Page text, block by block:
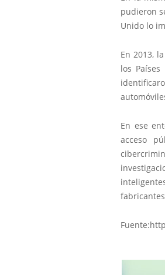
pudieron
Unido lo
En 2013,
los
En ese
acceso